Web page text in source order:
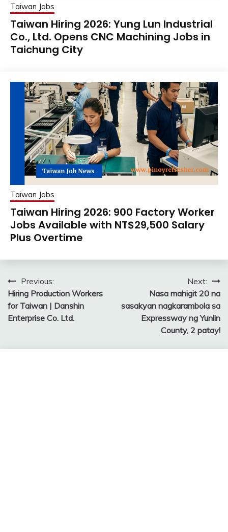
Taiwan Jobs
Taiwan Hiring 2026: Yung Lun Industrial
Co., Ltd. Opens CNC Machining Jobs in
Taichung City
Taiwan Jobs
Taiwan Hiring 2026: 900 Factory Worker
Jobs Available with NT$29,500 Salary
Plus Overtime
Post
navigation
Previous:
Hiring Production Workers
for Taiwan | Danshin
Enterprise Co. Ltd.
Next:
Nasa mahigit 20 na
sasakyan nagkarambola sa
Expressway ng Yunlin
County, 2 patay!